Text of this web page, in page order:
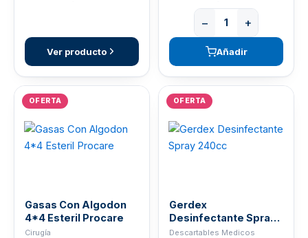
Ver producto
− +
Añadir
OFERTA
Gasas Con Algodon
4*4 Esteril Procare
Cirugía
OFERTA
Gerdex
Desinfectante Spray
240cc
Descartables Medicos